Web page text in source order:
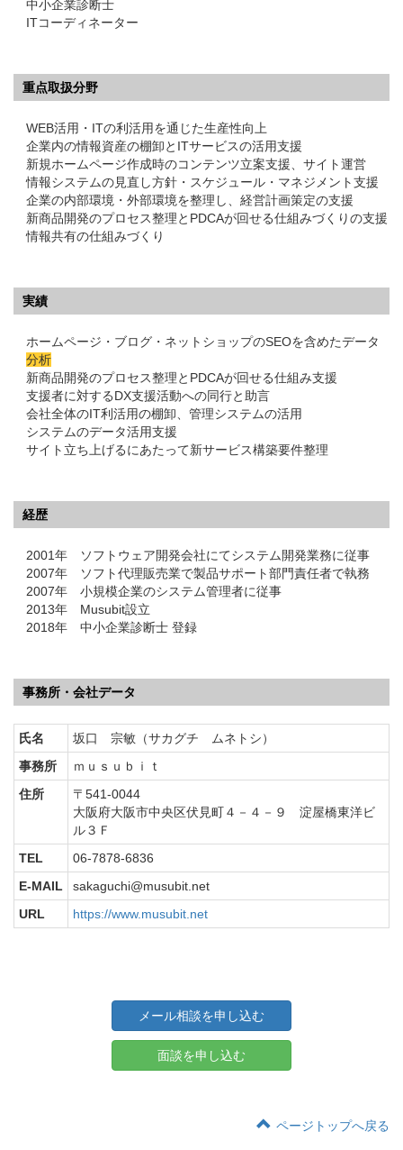
中小企業診断士
ITコーディネーター
重点取扱分野
WEB活用・ITの利活用を通じた生産性向上
企業内の情報資産の棚卸とITサービスの活用支援
新規ホームページ作成時のコンテンツ立案支援、サイト運営
情報システムの見直し方針・スケジュール・マネジメント支援
企業の内部環境・外部環境を整理し、経営計画策定の支援
新商品開発のプロセス整理とPDCAが回せる仕組みづくりの支援
情報共有の仕組みづくり
実績
ホームページ・ブログ・ネットショップのSEOを含めたデータ
分析
新商品開発のプロセス整理とPDCAが回せる仕組み支援
支援者に対するDX支援活動への同行と助言
会社全体のIT利活用の棚卸、管理システムの活用
システムのデータ活用支援
サイト立ち上げるにあたって新サービス構築要件整理
経歴
2001年 ソフトウェア開発会社にてシステム開発業務に従事
2007年 ソフト代理販売業で製品サポート部門責任者で執務
2007年 小規模企業のシステム管理者に従事
2013年 Musubit設立
2018年 中小企業診断士 登録
事務所・会社データ
氏名
坂口 宗敏（サカグチ ムネトシ）
事務所
ｍｕｓｕｂｉｔ
住所
〒541-0044
大阪府大阪市中央区伏見町４－４－９ 淀屋橋東洋ビ
ル３Ｆ
TEL
06-7878-6836
E-MAIL
sakaguchi@musubit.net
URL
https://www.musubit.net
メール相談を申し込む
面談を申し込む
ページトップへ戻る